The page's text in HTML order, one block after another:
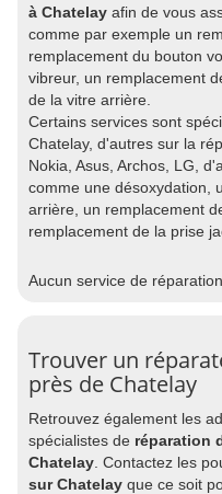
à Chatelay afin de vous
comme par exemple un
remplacement du bouton
vibreur, un remplacement
de la vitre arrière.
Certains services sont
Chatelay, d'autres sur la
Nokia, Asus, Archos, LG,
comme une désoxydation,
arrière, un remplacement
remplacement de la prise
Aucun service de
Trouver un
près de Chatelay
Retrouvez également les
spécialistes de réparation
Chatelay . Contactez les
sur Chatelay que ce soit